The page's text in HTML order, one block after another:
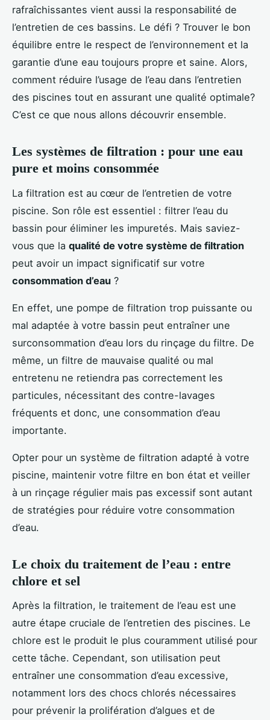
rafraîchissantes vient aussi la responsabilité de
l’entretien de ces bassins. Le défi ? Trouver le bon
équilibre entre le respect de l’environnement et la
garantie d’une eau toujours propre et saine. Alors,
comment réduire l’usage de l’eau dans l’entretien
des piscines tout en assurant une qualité optimale?
C’est ce que nous allons découvrir ensemble.
Les systèmes de filtration : pour une eau
pure et moins consommée
La filtration est au cœur de l’entretien de votre
piscine. Son rôle est essentiel : filtrer l’eau du
bassin pour éliminer les impuretés. Mais saviez-
vous que la qualité de votre système de filtration
peut avoir un impact significatif sur votre
consommation d’eau ?
En effet, une pompe de filtration trop puissante ou
mal adaptée à votre bassin peut entraîner une
surconsommation d’eau lors du rinçage du filtre. De
même, un filtre de mauvaise qualité ou mal
entretenu ne retiendra pas correctement les
particules, nécessitant des contre-lavages
fréquents et donc, une consommation d’eau
importante.
Opter pour un système de filtration adapté à votre
piscine, maintenir votre filtre en bon état et veiller
à un rinçage régulier mais pas excessif sont autant
de stratégies pour réduire votre consommation
d’eau.
Le choix du traitement de l’eau : entre
chlore et sel
Après la filtration, le traitement de l’eau est une
autre étape cruciale de l’entretien des piscines. Le
chlore est le produit le plus couramment utilisé pour
cette tâche. Cependant, son utilisation peut
entraîner une consommation d’eau excessive,
notamment lors des chocs chlorés nécessaires
pour prévenir la prolifération d’algues et de